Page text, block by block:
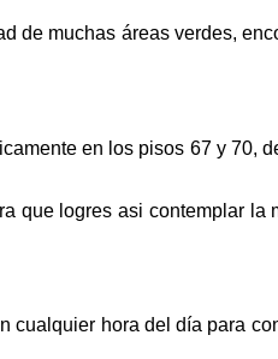
de muchas áreas verdes,
en los pisos 67 y 70,
que logres asi contemplar la
cualquier hora del día para